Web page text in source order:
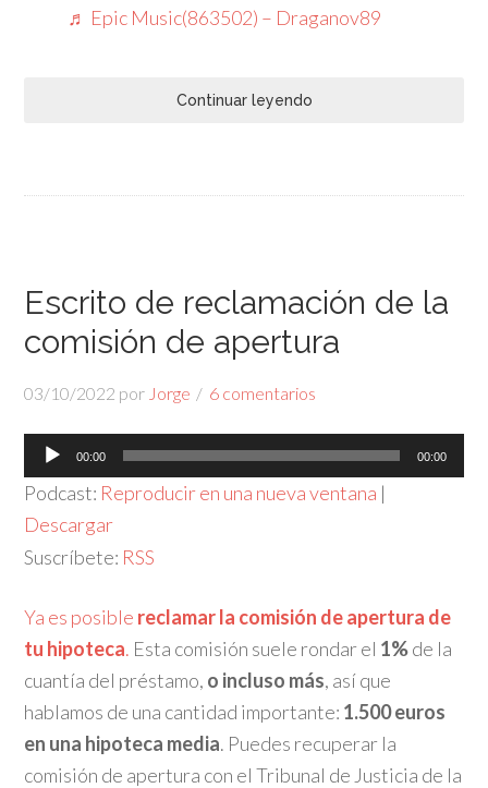
♬ Epic Music(863502) – Draganov89
Continuar leyendo
Escrito de reclamación de la
comisión de apertura
03/10/2022 por Jorge 6 comentarios
Reproductor
de
00:00 00:00
Podcast: Reproducir en una nueva ventana |
Descargar
Suscríbete: RSS
Ya es posible reclamarla comisión de apertura de
tu hipoteca. Esta comisión suele rondar el 1%de la
cuantía del préstamo, o incluso más, así que
hablamos de una cantidad importante: 1.500 euros
en una hipoteca media. Puedes recuperar la
comisión de apertura con el Tribunal de Justicia de la